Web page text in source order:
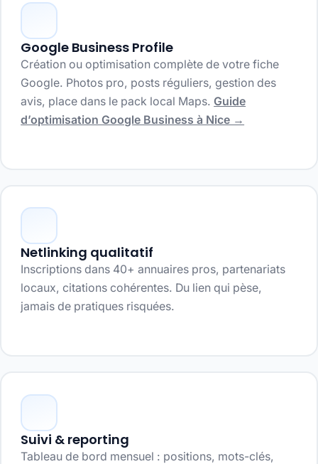
Google Business Profile
Création ou optimisation complète de votre fiche
Google. Photos pro, posts réguliers, gestion des
avis, place dans le pack local Maps.Guide
d’optimisation Google Business à Nice →
Netlinking qualitatif
Inscriptions dans 40+ annuaires pros, partenariats
locaux, citations cohérentes. Du lien qui pèse,
jamais de pratiques risquées.
Suivi & reporting
Tableau de bord mensuel : positions, mots-clés,